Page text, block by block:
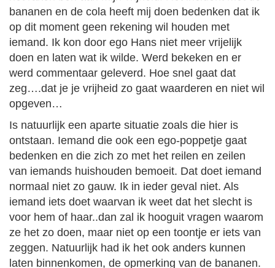
bananen en de cola heeft mij doen bedenken dat ik
op dit moment geen rekening wil houden met
iemand. Ik kon door ego Hans niet meer vrijelijk
doen en laten wat ik wilde. Werd bekeken en er
werd commentaar geleverd. Hoe snel gaat dat
zeg….dat je je vrijheid zo gaat waarderen en niet wil
opgeven…
Is natuurlijk een aparte situatie zoals die hier is
ontstaan. Iemand die ook een ego-poppetje gaat
bedenken en die zich zo met het reilen en zeilen
van iemands huishouden bemoeit. Dat doet iemand
normaal niet zo gauw. Ik in ieder geval niet. Als
iemand iets doet waarvan ik weet dat het slecht is
voor hem of haar..dan zal ik hooguit vragen waarom
ze het zo doen, maar niet op een toontje er iets van
zeggen. Natuurlijk had ik het ook anders kunnen
laten binnenkomen, de opmerking van de bananen.